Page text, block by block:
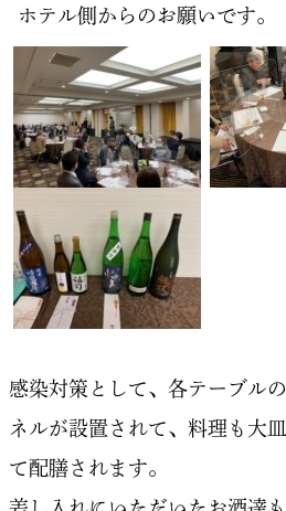
ホテル側からのお願いです。
感染対策として、各テーブル
ネルが設置されて、料理も大
て配膳されます。